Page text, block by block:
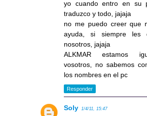
yo cuando entro en su
traduzco y todo, jajaja
no me puedo creer que
ayuda, si siempre les
nosotros, jajaja
ALKMAR estamos
vosotros, no sabemos
los nombres en el pc
Responder
Soly 1/4/11, 15:47